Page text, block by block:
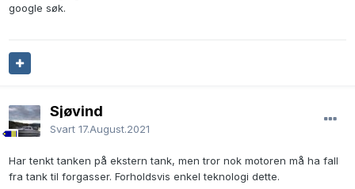
google søk.
Sjøvind
Svart 17.August.2021
Har tenkt tanken på ekstern tank, men tror nok motoren må ha fall
fra tank til forgasser. Forholdsvis enkel teknologi dette.